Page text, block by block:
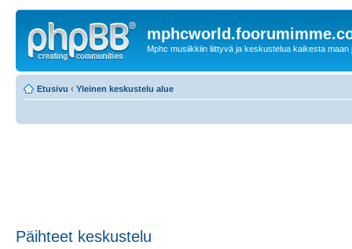
Mphc musiikkiin liittyvä ja keskustelua kaikesta maan
Etusivu ‹ Yleinen keskustelu alue
Päihteet keskustelu